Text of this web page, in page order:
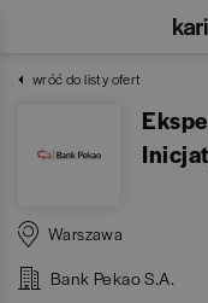
wróć do listy ofert
Warszawa
Bank Pekao S.A.